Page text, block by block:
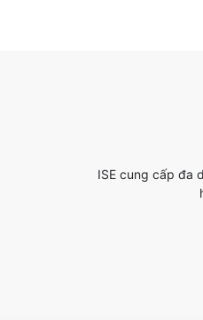
ISE cung cấp đa